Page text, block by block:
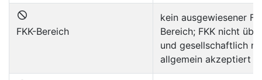
FKK-Bereich
kein ausgewiesener
Bereich; FKK nicht
und gesellschaftlich
allgemein akzeptiert